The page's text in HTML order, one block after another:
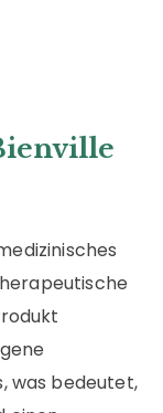
was bedeutet,